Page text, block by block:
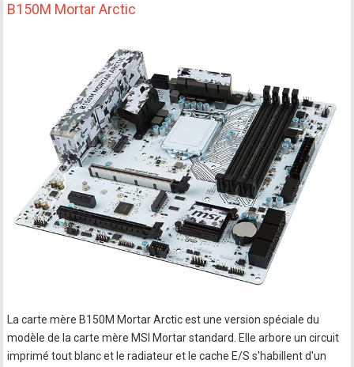
B150M Mortar Arctic
La carte mère B150M Mortar Arctic est une version spéciale du
modèle de la carte mère MSI Mortar standard. Elle arbore un circuit
imprimé tout blanc et le radiateur et le cache E/S s'habillent d'un